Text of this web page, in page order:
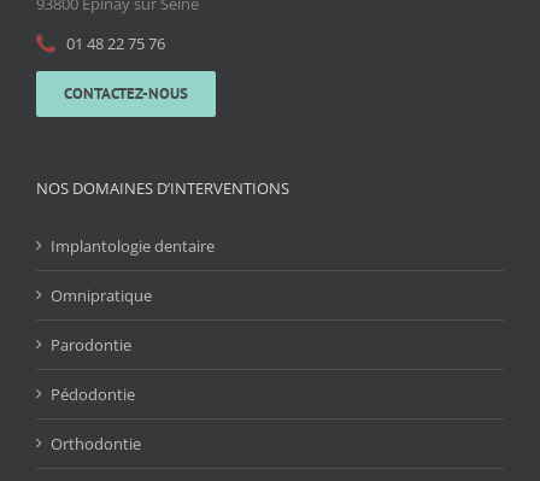
01 48 22 75 76
CONTACTEZ-NOUS
NOS DOMAINES D’INTERVENTIONS
Implantologie dentaire
Omnipratique
Parodontie
Pédodontie
Orthodontie